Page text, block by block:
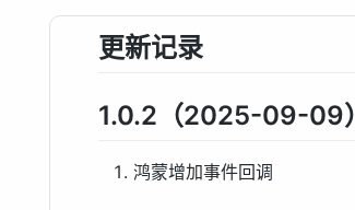
更新记录
1.0.2（2025-09-09）
鸿蒙增加事件回调